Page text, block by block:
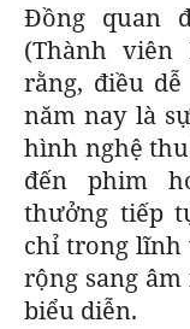
Đồng quan
(Thành viên
rằng, điều
năm nay là
hình nghệ
đến phim
thưởng tiếp
chỉ trong lĩnh
rộng sang
biểu diễn.